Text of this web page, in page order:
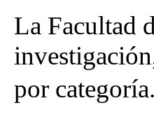
La Facultad
por categoría.